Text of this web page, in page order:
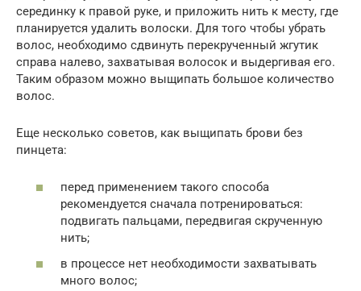
серединку к правой руке, и приложить нить к месту, где
планируется удалить волоски. Для того чтобы убрать
волос, необходимо сдвинуть перекрученный жгутик
справа налево, захватывая волосок и выдергивая его.
Таким образом можно выщипать большое количество
волос.
Еще несколько советов, как выщипать брови без
пинцета:
перед применением такого способа
рекомендуется сначала потренироваться:
подвигать пальцами, передвигая скрученную
нить;
в процессе нет необходимости захватывать
много волос;